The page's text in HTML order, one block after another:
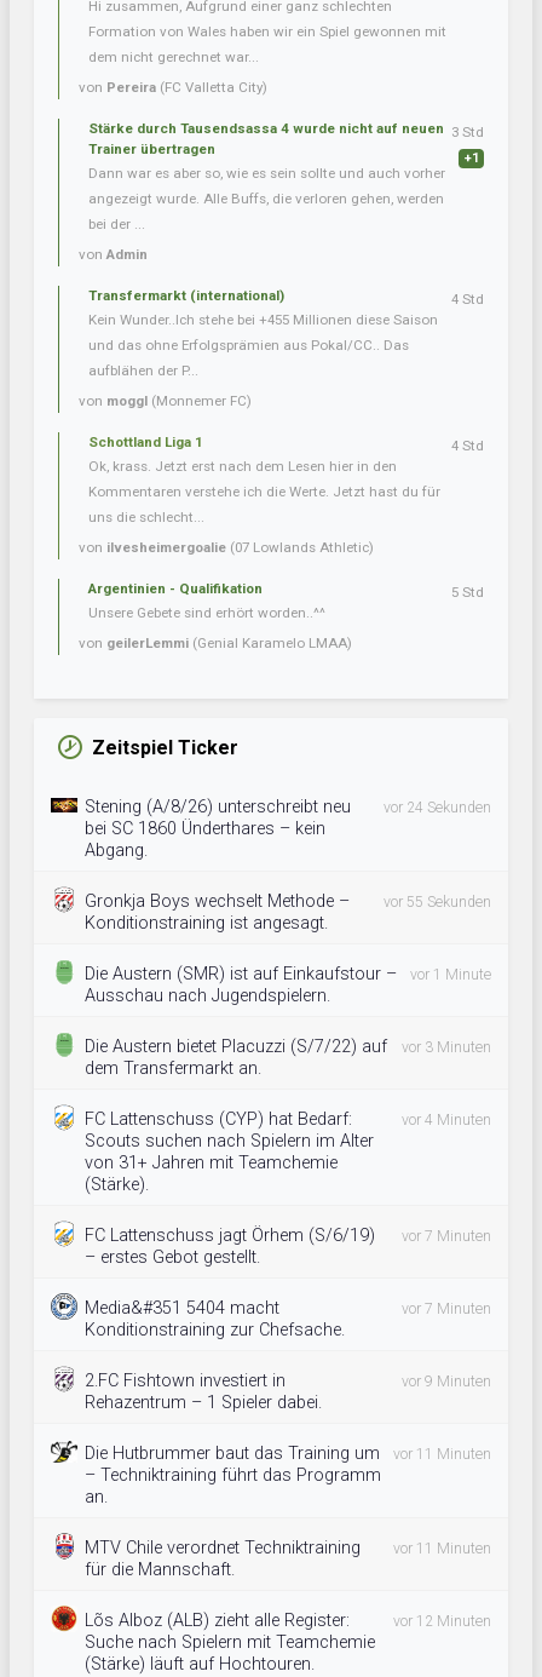
Hi zusammen, Aufgrund einer ganz schlechten
Formation von Wales haben wir ein Spiel gewonnen mit
dem nicht gerechnet war...
von Pereira (FC Valletta City)
Stärke durch Tausendsassa 4 wurde nicht auf neuen
Trainer übertragen
Dann war es aber so, wie es sein sollte und auch vorher
angezeigt wurde. Alle Buffs, die verloren gehen, werden
bei der ...
vonAdmin
3 Std
+1
Transfermarkt (international)
Kein Wunder..Ich stehe bei +455 Millionen diese Saison
und das ohne Erfolgsprämien aus Pokal/CC.. Das
aufblähen der P...
von moggl (Monnemer FC)
4 Std
Schottland Liga 1
Ok, krass. Jetzt erst nach dem Lesen hier in den
Kommentaren verstehe ich die Werte. Jetzt hast du für
uns die schlecht...
von ilvesheimergoalie (07 Lowlands Athletic)
4 Std
Argentinien - Qualifikation
Unsere Gebete sind erhört worden..^^
von geilerLemmi (Genial Karamelo LMAA)
5 Std
Zeitspiel Ticker
Stening (A/8/26) unterschreibt neu
bei SC 1860 Ünderthares – kein
Abgang.
vor 24 Sekunden
Gronkja Boys wechselt Methode –
Konditionstraining ist angesagt.
vor 55 Sekunden
Die Austern (SMR) ist auf Einkaufstour –
Ausschau nach Jugendspielern.
vor 1 Minute
Die Austern bietet Placuzzi (S/7/22) auf
dem Transfermarkt an.
vor 3 Minuten
FC Lattenschuss (CYP) hat Bedarf:
Scouts suchen nach Spielern im Alter
von 31+ Jahren mit Teamchemie
(Stärke).
vor 4 Minuten
FC Lattenschuss jagt Örhem (S/6/19)
– erstes Gebot gestellt.
vor 7 Minuten
Media&#351 5404 macht
Konditionstraining zur Chefsache.
vor 7 Minuten
2.FC Fishtown investiert in
Rehazentrum – 1 Spieler dabei.
vor 9 Minuten
Die Hutbrummer baut das Training um
– Techniktraining führt das Programm
an.
vor 11 Minuten
MTV Chile verordnet Techniktraining
für die Mannschaft.
vor 11 Minuten
Lõs Alboz (ALB) zieht alle Register:
Suche nach Spielern mit Teamchemie
(Stärke) läuft auf Hochtouren.
vor 12 Minuten